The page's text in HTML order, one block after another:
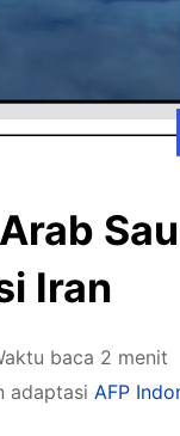
Iran
baca 2 menit
adaptasi AFP